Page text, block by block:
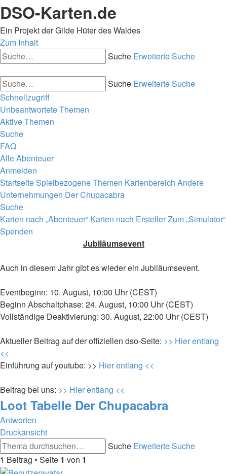
DSO-Karten.de
Ein Projekt der Gilde Hüter des Waldes
Zum Inhalt
Suche Erweiterte Suche
Suche Erweiterte Suche
Schnellzugriff
Unbeantwortete Themen
Aktive Themen
Suche
FAQ
Alle Abenteuer
Anmelden
StartseiteSpielbezogene Themen Kartenbereich Andere
Unternehmungen Der Chupacabra
Suche
Karten nach „Abenteuer“ Karten nach ErstellerZum „Simulator“
Spenden
Jubiläumsevent
Auch in diesem Jahr gibt es wieder ein Jubiläumsevent.
Eventbeginn: 10. August, 10:00 Uhr (CEST)
Beginn Abschaltphase: 24. August, 10:00 Uhr (CEST)
Vollständige Deaktivierung: 30. August, 22:00 Uhr (CEST)
Aktueller Beitrag auf der offiziellen dso-Seite: >> Hier entlang
<<
Einführung auf youtube: >> Hier entlang <<
Beitrag bei uns: >> Hier entlang <<
Loot Tabelle Der Chupacabra
Antworten
Druckansicht
Suche Erweiterte Suche
1 Beitrag • Seite 1 von 1